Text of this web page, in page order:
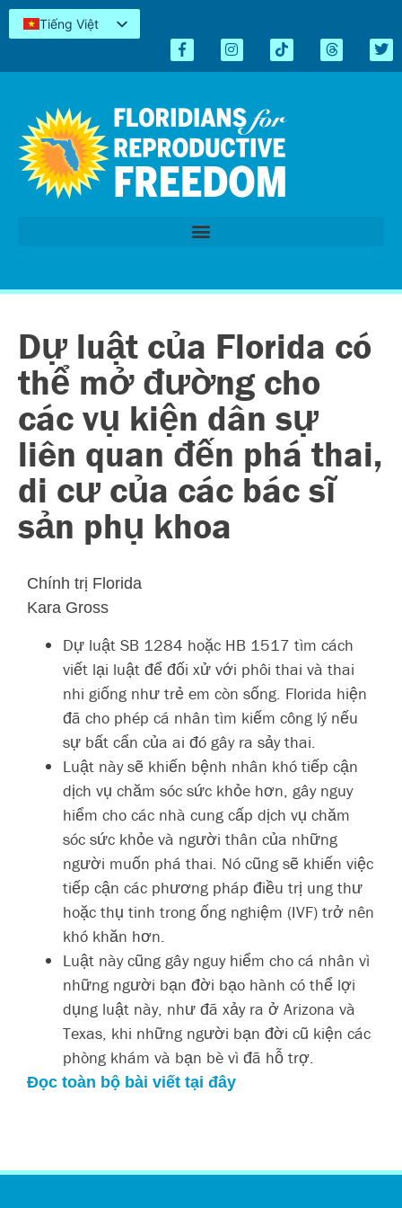
Tiếng Việt
Español
简体中文
العربية
اردو
Dự luật của Florida có
thể mở đường cho
các vụ kiện dân sự
liên quan đến phá thai,
di cư của các bác sĩ
sản phụ khoa
Chính trị Florida
Kara Gross
Dự luật SB 1284 hoặc HB 1517 tìm cách
viết lại luật để đối xử với phôi thai và thai
nhi giống như trẻ em còn sống. Florida hiện
đã cho phép cá nhân tìm kiếm công lý nếu
sự bất cẩn của ai đó gây ra sảy thai.
Luật này sẽ khiến bệnh nhân khó tiếp cận
dịch vụ chăm sóc sức khỏe hơn, gây nguy
hiểm cho các nhà cung cấp dịch vụ chăm
sóc sức khỏe và người thân của những
người muốn phá thai. Nó cũng sẽ khiến việc
tiếp cận các phương pháp điều trị ung thư
hoặc thụ tinh trong ống nghiệm (IVF) trở nên
khó khăn hơn.
Luật này cũng gây nguy hiểm cho cá nhân vì
những người bạn đời bạo hành có thể lợi
dụng luật này, như đã xảy ra ở Arizona và
Texas, khi những người bạn đời cũ kiện các
phòng khám và bạn bè vì đã hỗ trợ.
Đọc toàn bộ bài viết tại đây